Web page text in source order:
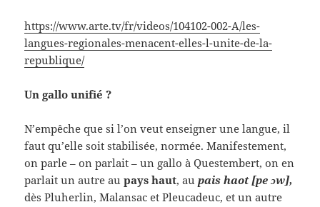
https://www.arte.tv/fr/videos/104102-002-A/les-
langues-regionales-menacent-elles-l-unite-de-la-
republique/
Un gallo unifié ?
N’empêche que si l’on veut enseigner une langue, il
faut qu’elle soit stabilisée, normée. Manifestement,
on parle – on parlait – un gallo à Questembert, on en
parlait un autre aupays haut, aupais haot [pe ɔw],
dès Pluherlin, Malansac et Pleucadeuc, et un autre